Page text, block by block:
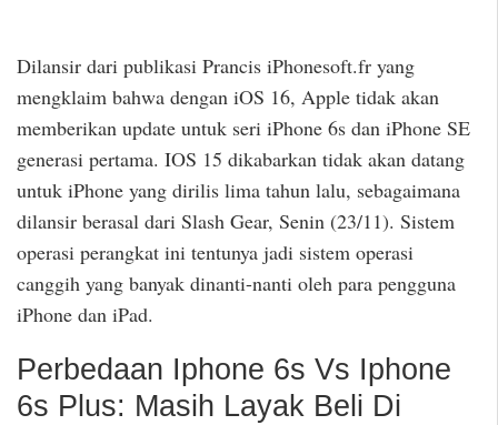
Dilansir dari publikasi Prancis iPhonesoft.fr yang
mengklaim bahwa dengan iOS 16, Apple tidak akan
memberikan update untuk seri iPhone 6s dan iPhone SE
generasi pertama. IOS 15 dikabarkan tidak akan datang
untuk iPhone yang dirilis lima tahun lalu, sebagaimana
dilansir berasal dari Slash Gear, Senin (23/11). Sistem
operasi perangkat ini tentunya jadi sistem operasi
canggih yang banyak dinanti-nanti oleh para pengguna
iPhone dan iPad.
Perbedaan Iphone 6s Vs Iphone
6s Plus: Masih Layak Beli Di